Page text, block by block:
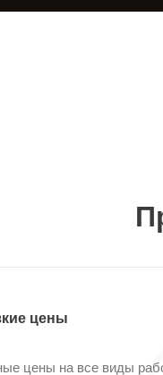
цены
цены на все виды